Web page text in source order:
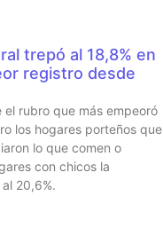
trepó al 18,8% en
registro desde
rubro que más empeoró
los hogares porteños que
lo que comen o
con chicos la
20,6%.